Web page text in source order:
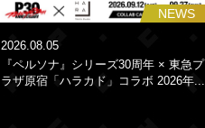
NEWS
2026.08.05
『ペルソナ』シリーズ30周年 × 東急プ
ラザ原宿「ハラカド」コラボ 2026年...